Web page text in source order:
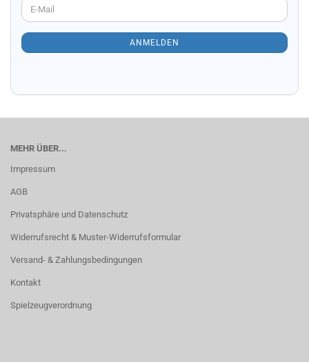
ZUR
ANMELDUNG
E-
Mail
ANMELDEN
MEHR ÜBER...
Impressum
AGB
Privatsphäre und Datenschutz
Widerrufsrecht & Muster-Widerrufsformular
Versand- & Zahlungsbedingungen
Kontakt
Spielzeugverordnung